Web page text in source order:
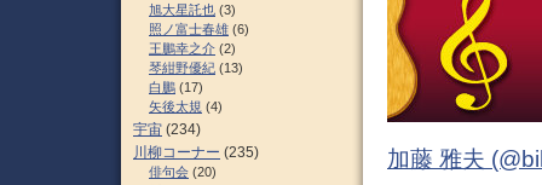
加藤 雅夫
旭大星託也 (3)
照ノ富士春雄 (6)
王鵬幸之介 (2)
琴紺野優紀 (13)
白鵬 (17)
矢後太規 (4)
宇宙 (234)
川柳コーナー (235)
俳句会 (20)